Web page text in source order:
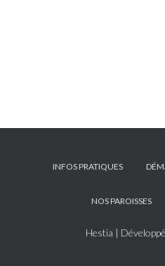
INFOS PRATIQUES
NOS PAROISSES
Hestia |